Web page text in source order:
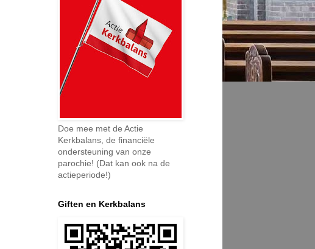
Doe mee met de Actie
Kerkbalans, de financiële
ondersteuning van onze
parochie! (Dat kan ook na de
actieperiode!)
Giften en Kerkbalans